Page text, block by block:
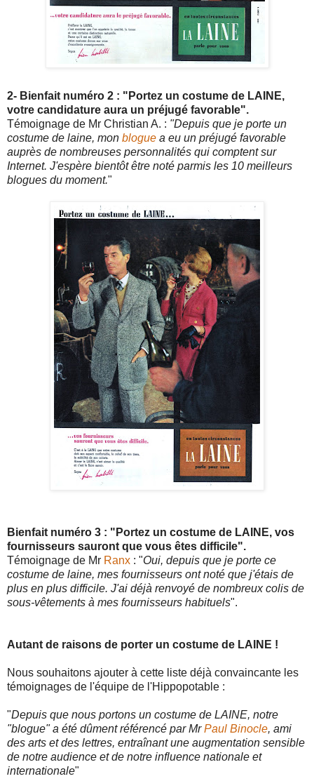
2- Bienfait numéro 2 : "Portez un costume de LAINE,
votre candidature aura un préjugé favorable".
Témoignage de Mr Christian A. : "Depuis que je porte un
costume de laine, mon blogue a eu un préjugé favorable
auprès de nombreuses personnalités qui comptent sur
Internet. J'espère bientôt être noté parmis les 10 meilleurs
blogues du moment."
Bienfait numéro 3 : "Portez un costume de LAINE, vos
fournisseurs sauront que vous êtes difficile".
Témoignage de Mr Ranx : "Oui, depuis que je porte ce
costume de laine, mes fournisseurs ont noté que j'étais de
plus en plus difficile. J'ai déjà renvoyé de nombreux colis de
sous-vêtements à mes fournisseurs habituels".
Autant de raisons de porter un costume de LAINE !
Nous souhaitons ajouter à cette liste déjà convaincante les
témoignages de l'équipe de l'Hippopotable :
"Depuis que nous portons un costume de LAINE, notre
"blogue" a été dûment référencé par MrPaul Binocle, ami
des arts et des lettres, entraînant une augmentation sensible
de notre audience et de notre influence nationale et
internationale"